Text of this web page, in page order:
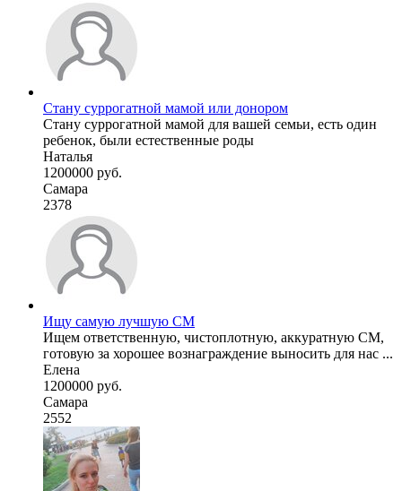
Стану суррогатной мамой или донором
Стану суррогатной мамой для вашей семьи, есть один
ребенок, были естественные роды
Наталья
1200000 руб.
Самара
2378
Ищу самую лучшую СМ
Ищем ответственную, чистоплотную, аккуратную СМ,
готовую за хорошее вознаграждение выносить для нас ...
Елена
1200000 руб.
Самара
2552